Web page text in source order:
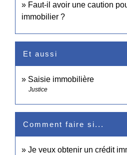
Faut-il avoir une caution
immobilier ?
Et aussi
Saisie immobilière
Justice
Comment faire si...
Je veux obtenir un crédit